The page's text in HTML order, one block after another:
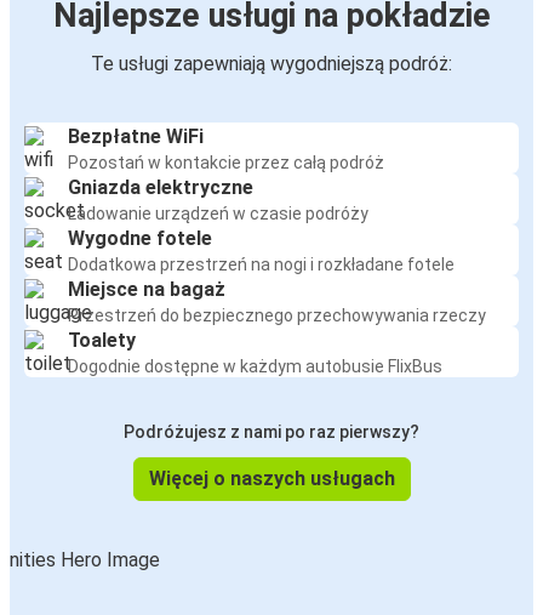
Najlepsze usługi na pokładzie
Te usługi zapewniają wygodniejszą podróż:
Bezpłatne WiFi
Pozostań w kontakcie przez całą podróż
Gniazda elektryczne
Ładowanie urządzeń w czasie podróży
Wygodne fotele
Dodatkowa przestrzeń na nogi i rozkładane fotele
Miejsce na bagaż
Przestrzeń do bezpiecznego przechowywania rzeczy
Toalety
Dogodnie dostępne w każdym autobusie FlixBus
Podróżujesz z nami po raz pierwszy?
Więcej o naszych usługach